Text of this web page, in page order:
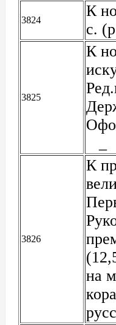
3824
К
с.
3825
К
3826
К
на